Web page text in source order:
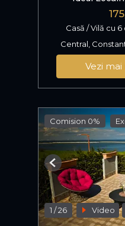
Casă / Vilă cu
Central,
Vezi
Comision 0%
1 /26 Video
Previous